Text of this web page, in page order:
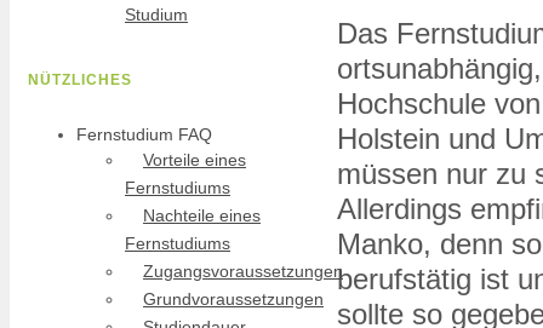
Das
Hochschule
Holstein und
müssen nur zu
Allerdings
Manko, denn
berufstätig ist
sollte so
Studium
NÜTZLICHES
Fernstudium FAQ
Vorteile eines
Fernstudiums
Nachteile eines
Fernstudiums
Zugangsvoraussetzungen
Grundvoraussetzungen